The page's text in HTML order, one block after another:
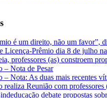
é um direito, não um favor”,
Licença-Prêmio dia 8 de julho
professores (as) constroem
– Nota de Pesar
– Nota: As duas mais recentes
realiza Reunião com
debate propostas